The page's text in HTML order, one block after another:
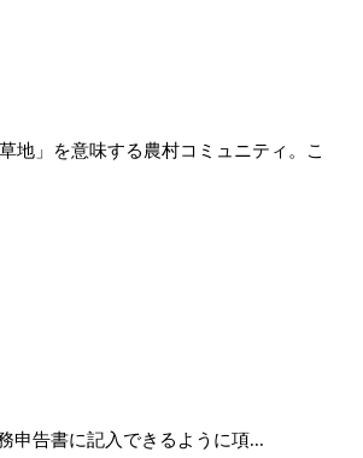
地」を意味する農村コミュニティ。こ
申告書に記入できるように項...